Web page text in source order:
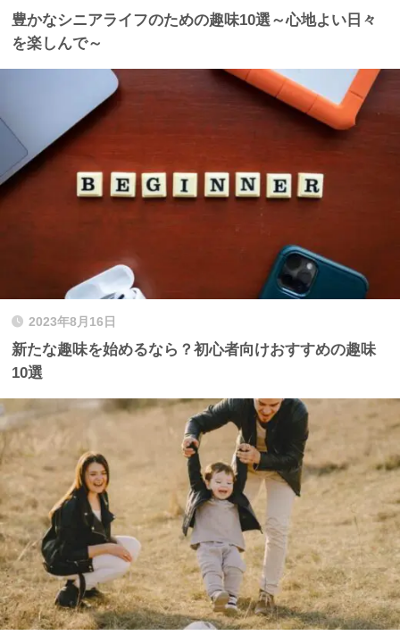
豊かなシニアライフのための趣味10選～心地よい日々
を楽しんで～
2023年8月16日
新たな趣味を始めるなら？初心者向けおすすめの趣味
10選